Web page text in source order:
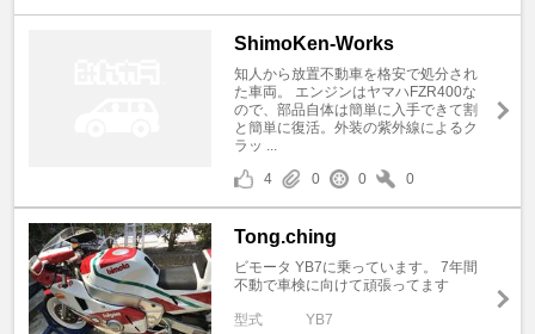
ShimoKen-Works
知人から放置不動車を格安で処分され
た車両。 エンジンはヤマハFZR400な
ので、部品自体は簡単に入手できて割
と簡単に復活。外装の紫外線によるク
ラッ ...
4
0 0 0
Tong.ching
ビモータ YB7に乗っています。 7年間
不動で車検に向けて頑張ってます
型式 YB7